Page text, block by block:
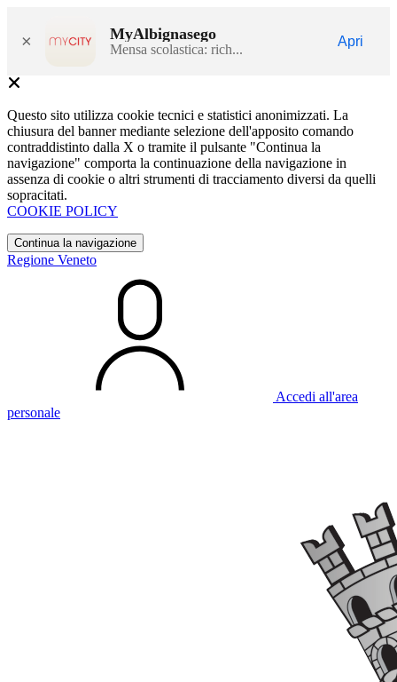
× MyAlbignasego
Mensa scolastica: rich...
Apri
Questo sito utilizza cookie tecnici e statistici anonimizzati. La
chiusura del banner mediante selezione dell'apposito comando
contraddistinto dalla X o tramite il pulsante "Continua la
navigazione" comporta la continuazione della navigazione in
assenza di cookie o altri strumenti di tracciamento diversi da quelli
sopracitati.
COOKIE POLICY
Continua la navigazione
Regione Veneto
Accedi all'area
personale